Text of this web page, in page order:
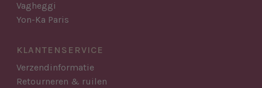
Vagheggi
Yon-Ka Paris
KLANTENSERVICE
Verzendinformatie
Retourneren & ruilen